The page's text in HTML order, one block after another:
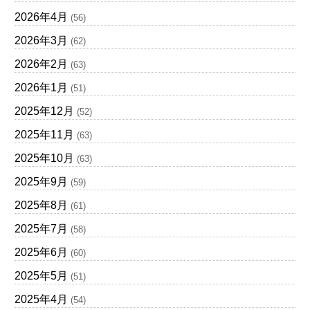
2026年4月 (56)
2026年3月 (62)
2026年2月 (63)
2026年1月 (51)
2025年12月 (52)
2025年11月 (63)
2025年10月 (63)
2025年9月 (59)
2025年8月 (61)
2025年7月 (58)
2025年6月 (60)
2025年5月 (51)
2025年4月 (54)